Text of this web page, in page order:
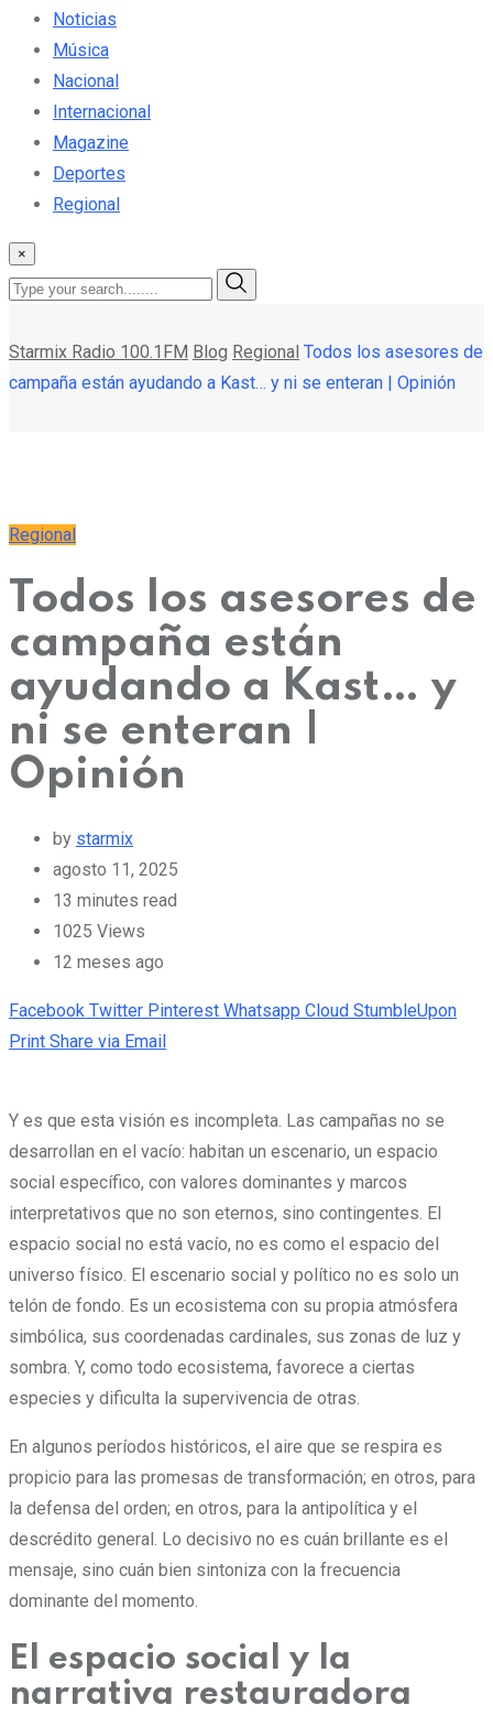
Noticias
Música
Nacional
Internacional
Magazine
Deportes
Regional
×
Starmix Radio 100.1FM Blog Regional Todos los asesores de
campaña están ayudando a Kast… y ni se enteran | Opinión
Regional
Todos los asesores de
campaña están
ayudando a Kast… y
ni se enteran |
Opinión
by starmix
agosto 11, 2025
13 minutes read
1025 Views
12 meses ago
Facebook Twitter Pinterest Whatsapp Cloud StumbleUpon
Print Share via Email
Y es que esta visión es incompleta. Las campañas no se
desarrollan en el vacío: habitan un escenario, un espacio
social específico, con valores dominantes y marcos
interpretativos que no son eternos, sino contingentes. El
espacio social no está vacío, no es como el espacio del
universo físico. El escenario social y político no es solo un
telón de fondo. Es un ecosistema con su propia atmósfera
simbólica, sus coordenadas cardinales, sus zonas de luz y
sombra. Y, como todo ecosistema, favorece a ciertas
especies y dificulta la supervivencia de otras.
En algunos períodos históricos, el aire que se respira es
propicio para las promesas de transformación; en otros, para
la defensa del orden; en otros, para la antipolítica y el
descrédito general. Lo decisivo no es cuán brillante es el
mensaje, sino cuán bien sintoniza con la frecuencia
dominante del momento.
El espacio social y la
narrativa restauradora